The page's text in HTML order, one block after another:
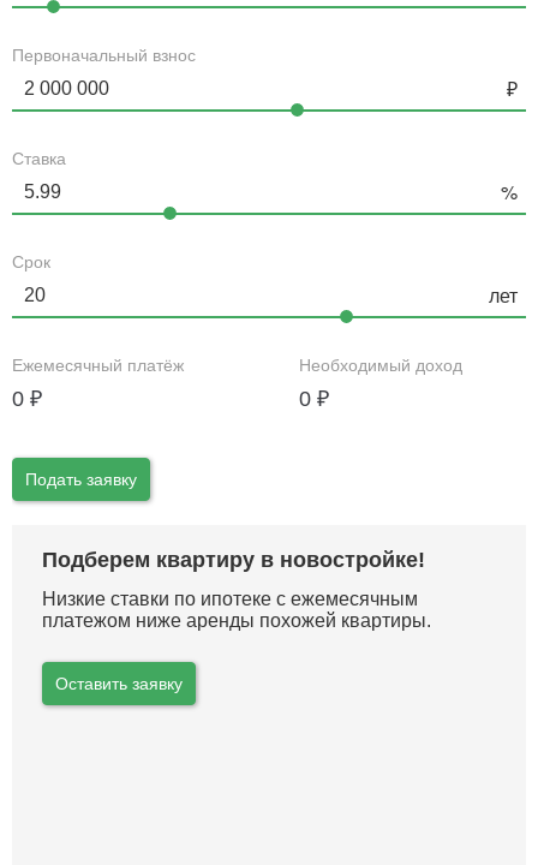
Первоначальный взнос
Ставка
Срок
Ежемесячный платёж
0 ₽
Необходимый доход
0 ₽
Подать заявку
Подберем квартиру в новостройке!
Низкие ставки по ипотеке с ежемесячным
платежом ниже аренды похожей квартиры.
Оставить заявку